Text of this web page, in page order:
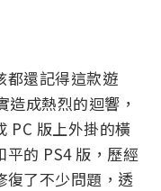
都還記得這款遊
成熱烈的迴響，
PC 版上外掛的橫
的 PS4 版，歷經
復了不少問題，透